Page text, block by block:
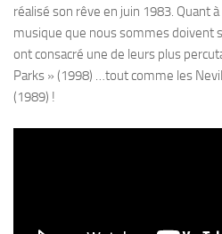
réalisé son rêve en juin 1983. Quant
musique que nous sommes doivent
ont consacré une de leurs plus
Parks » (1998) …tout comme les
(1989) !